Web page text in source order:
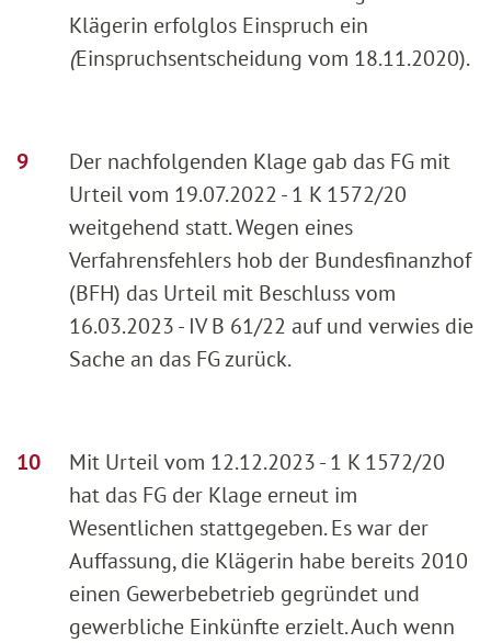
Klägerin erfolglos Einspruch ein
(Einspruchsentscheidung vom 18.11.2020).
Der nachfolgenden Klage gab das FG mit
Urteil vom 19.07.2022 - 1 K 1572/20
weitgehend statt. Wegen eines
Verfahrensfehlers hob der Bundesfinanzhof
(BFH) das Urteil mit Beschluss vom
16.03.2023 - IV B 61/22 auf und verwies die
Sache an das FG zurück.
Mit Urteil vom 12.12.2023 - 1 K 1572/20
hat das FG der Klage erneut im
Wesentlichen stattgegeben. Es war der
Auffassung, die Klägerin habe bereits 2010
einen Gewerbebetrieb gegründet und
gewerbliche Einkünfte erzielt. Auch wenn